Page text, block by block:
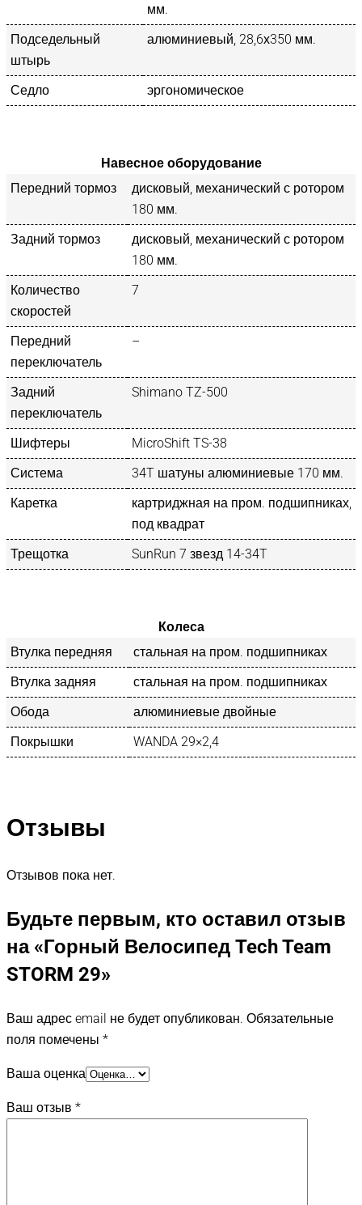
мм.
Подседельный
штырь
алюминиевый, 28,6х350 мм.
Седло эргономическое
Навесное оборудование
Передний тормоз
дисковый, механический с ротором
180 мм.
Задний тормоз
дисковый, механический с ротором
180 мм.
Количество
скоростей
7
Передний
переключатель
–
Задний
переключатель
Shimano TZ-500
Шифтеры
MicroShift TS-38
Система
34T шатуны алюминиевые 170 мм.
Каретка
картриджная на пром. подшипниках,
под квадрат
Трещотка
SunRun 7 звезд 14-34T
Колеса
Втулка передняя
стальная на пром. подшипниках
Втулка задняя
стальная на пром. подшипниках
Обода
алюминиевые двойные
Покрышки
WANDA 29×2,4
Отзывы
Отзывов пока нет.
Будьте первым, кто оставил отзыв
на «Горный Велосипед Tech Team
STORM 29»
Ваш адрес email не будет опубликован. Обязательные
поля помечены *
Ваша оценка
Ваш отзыв *